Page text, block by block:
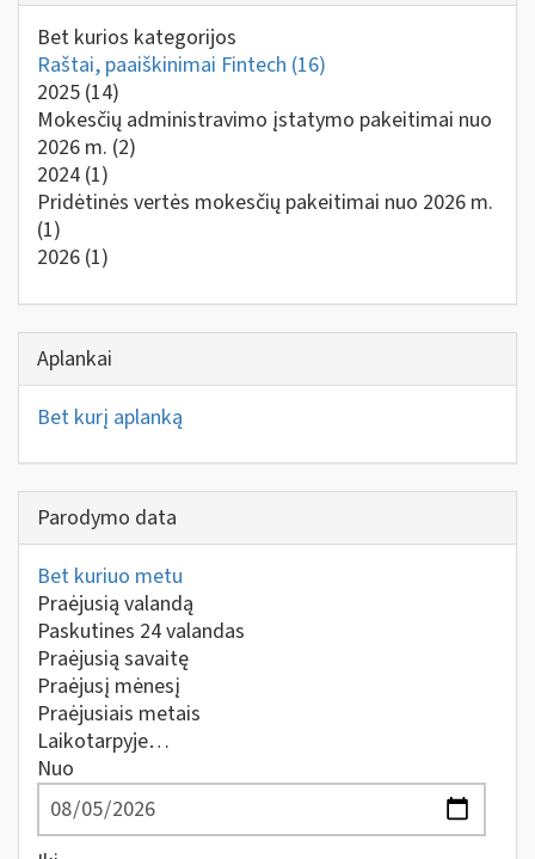
Bet kurios kategorijos
Raštai, paaiškinimai Fintech (16)
2025 (14)
Mokesčių administravimo įstatymo pakeitimai nuo
2026 m. (2)
2024 (1)
Pridėtinės vertės mokesčių pakeitimai nuo 2026 m.
(1)
2026 (1)
Aplankai
Bet kurį aplanką
Parodymo data
Bet kuriuo metu
Praėjusią valandą
Paskutines 24 valandas
Praėjusią savaitę
Praėjusį mėnesį
Praėjusiais metais
Laikotarpyje…
Nuo